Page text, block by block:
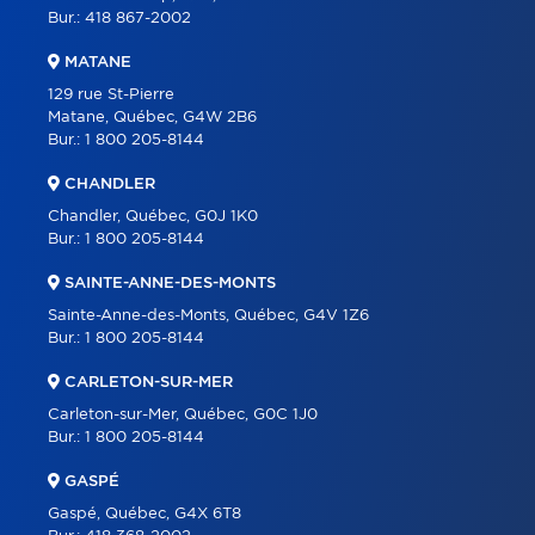
Bur.: 418 867-2002
MATANE
129 rue St-Pierre
Matane, Québec, G4W 2B6
Bur.: 1 800 205-8144
CHANDLER
Chandler, Québec, G0J 1K0
Bur.: 1 800 205-8144
SAINTE-ANNE-DES-MONTS
Sainte-Anne-des-Monts, Québec, G4V 1Z6
Bur.: 1 800 205-8144
CARLETON-SUR-MER
Carleton-sur-Mer, Québec, G0C 1J0
Bur.: 1 800 205-8144
GASPÉ
Gaspé, Québec, G4X 6T8